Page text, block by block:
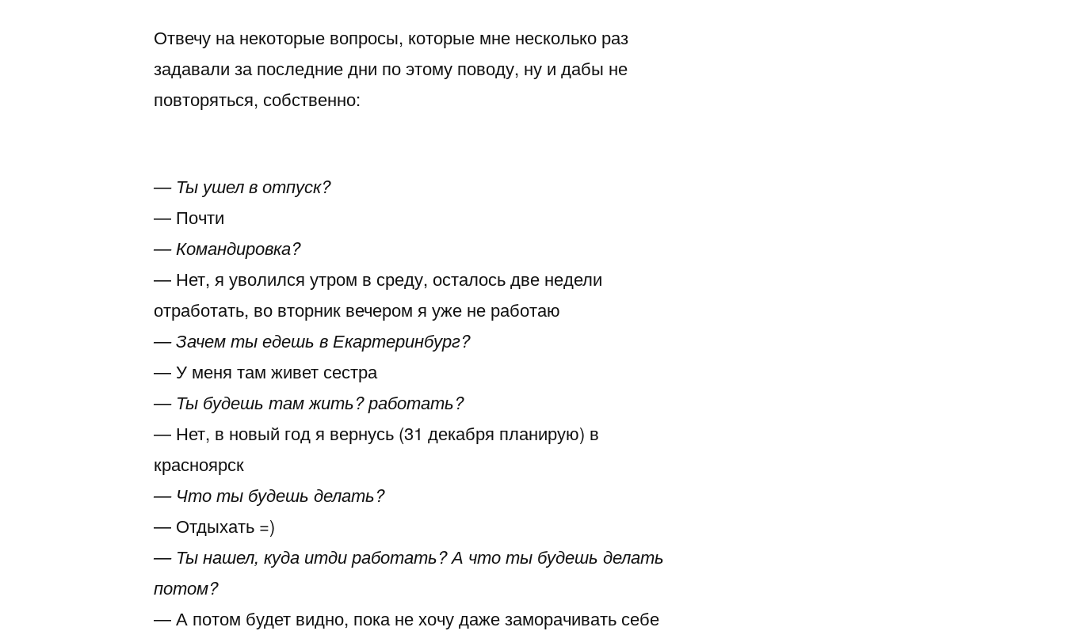
Отвечу на некоторые вопросы, которые мне несколько раз
задавали за последние дни по этому поводу, ну и дабы не
повторяться, собственно:
— Ты ушел в отпуск?
— Почти
— Командировка?
— Нет, я уволился утром в среду, осталось две недели
отработать, во вторник вечером я уже не работаю
— Зачем ты едешь в Екартеринбург?
— У меня там живет сестра
— Ты будешь там жить? работать?
— Нет, в новый год я вернусь (31 декабря планирую) в
красноярск
— Что ты будешь делать?
— Отдыхать =)
— Ты нашел, куда итди работать? А что ты будешь делать
потом?
— А потом будет видно, пока не хочу даже заморачивать себе